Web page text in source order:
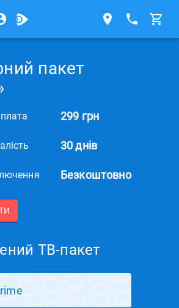
пакет
299 грн
30 днів
Безкоштовно
ТВ-пакет